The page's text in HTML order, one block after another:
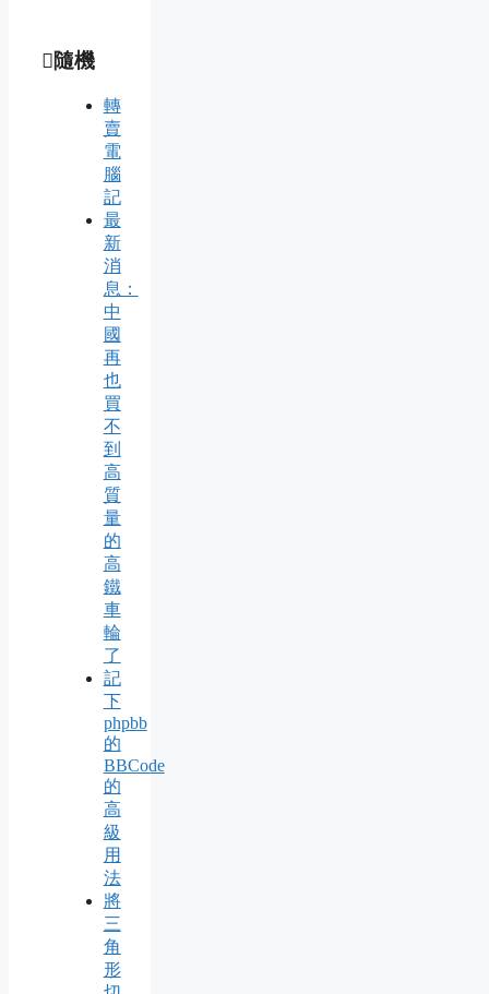
隨機
轉
賣
電
腦
記
最
新
消
息：
中
國
再
也
買
不
到
高
質
量
的
高
鐵
車
輪
了
記
下
phpbb
的
BBCode
的
高
級
用
法
將
三
角
形